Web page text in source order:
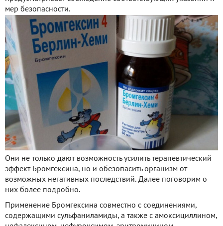
мер безопасности.
Они не только дают возможность усилить терапевтический
эффект Бромгексина, но и обезопасить организм от
возможных негативных последствий. Далее поговорим о
них более подробно.
Применение Бромгексина совместно с соединениями,
содержащими сульфаниламиды, а также с амоксициллином,